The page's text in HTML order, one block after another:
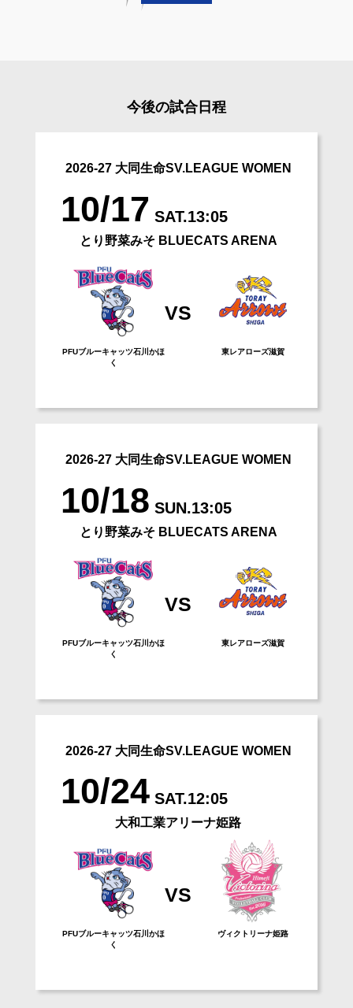
今後の試合⽇程
2026-27 大同生命SV.LEAGUE WOMEN
10/17 SAT.13:05
とり野菜みそ BLUECATS ARENA
PFUブルーキャッツ石川かほ
く
VS
東レアローズ滋賀
2026-27 大同生命SV.LEAGUE WOMEN
10/18 SUN.13:05
とり野菜みそ BLUECATS ARENA
PFUブルーキャッツ石川かほ
く
VS
東レアローズ滋賀
2026-27 大同生命SV.LEAGUE WOMEN
10/24 SAT.12:05
大和工業アリーナ姫路
PFUブルーキャッツ石川かほ
く
VS
ヴィクトリーナ姫路